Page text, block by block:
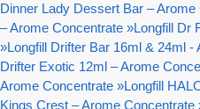
Dinner Lady Dessert Bar – Arome
– Arome Concentrate »Longfill Dr
»Longfill Drifter Bar 16ml & 24ml -
Drifter Exotic 12ml – Arome
Arome Concentrate »Longfill
Kings Crest – Arome Concentrate